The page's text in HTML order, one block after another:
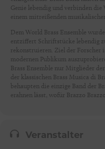
Genie lebendig und verbinden
einem mitreißenden
Dem World Brass Ensemble
entziffert Schriftstücke lebendig
rekonstruieren. Ziel der Forscher
modernen Publikum
Brass Ensemble nur Mitglieder
der klassischen Brass Musica di
behaupten die einzige Band der
erahnen lässt, wofür Brazzo
Veranstalter